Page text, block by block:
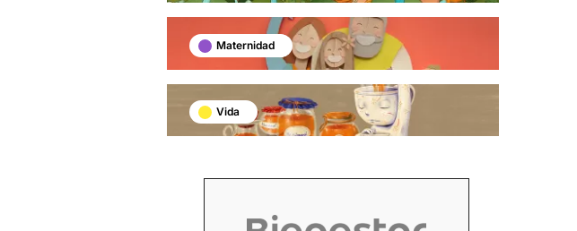
Maternidad
Vida